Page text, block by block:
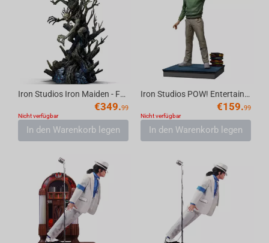
Iron Studios Iron Maiden - Fear Of The Dark Eddie Statue Art Scale 1/10
€349.99
Nicht verfügbar
In den Warenkorb legen
Iron Studios POW! Entertainment - Stan Lee Legendary Years Statue Art Scale 1/10
€159.99
Nicht verfügbar
In den Warenkorb legen